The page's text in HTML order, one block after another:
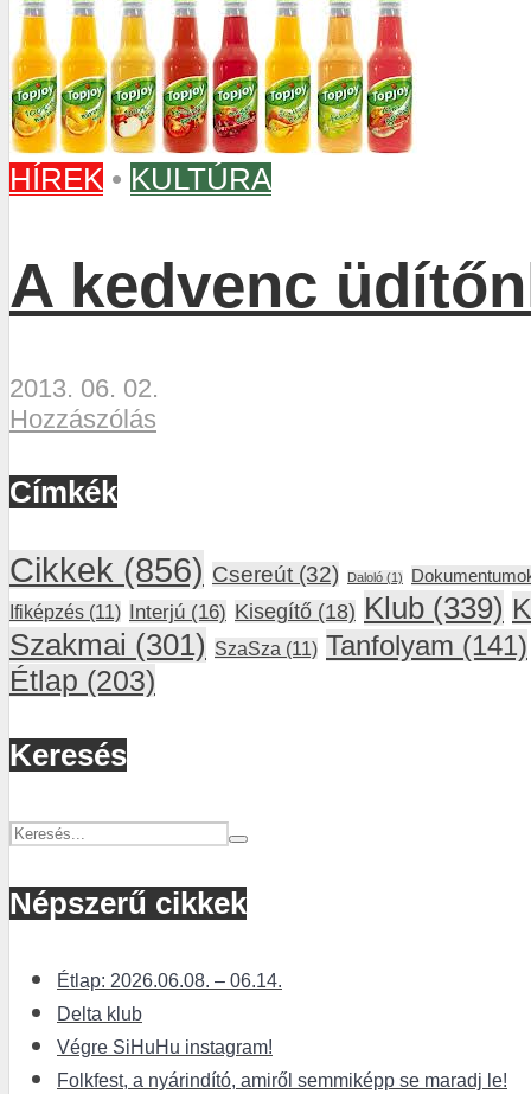
HÍREK • KULTÚRA
A kedvenc
2013. 06. 02.
Hozzászólás
Címkék
Cikkek (856) Csereút (32) Daloló (1)
Ifiképzés (11) Interjú (16) Kisegítő (18) Klub (339)
Szakmai (301) SzaSza (11) Tanfolyam (141)
Étlap (203)
Keresés
Népszerű cikkek
Étlap: 2026.06.08. – 06.14.
Delta klub
Végre SiHuHu instagram!
Folkfest, a nyárindító, amiről semmiképp se maradj le!